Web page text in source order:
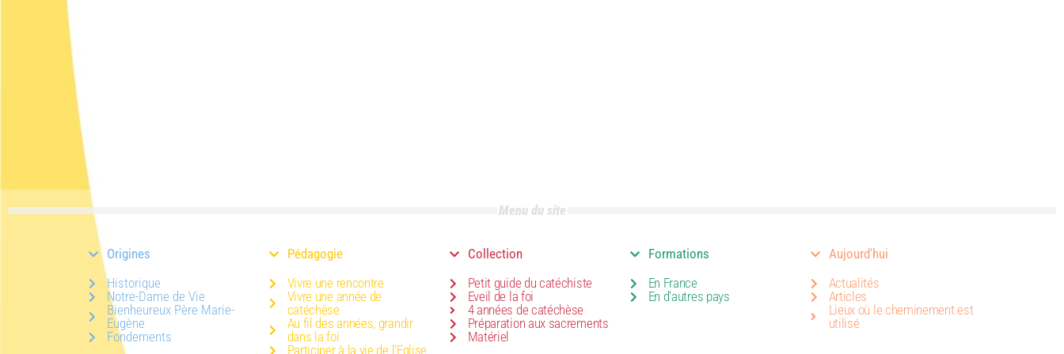
Menu du site
Origines
Historique
Notre-Dame de Vie
Bienheureux Père Marie-
Eugène
Fondements
Pédagogie
Vivre une rencontre
Vivre une année de
catéchèse
Au fil des années, grandir
dans la foi
Participer à la vie de l'Eglise
Collection
Petit guide du catéchiste
Eveil de la foi
4 années de catéchèse
Préparation aux sacrements
Matériel
Formations
En France
En d'autres pays
Aujourd'hui
Actualités
Articles
Lieux où le cheminement est
utilisé